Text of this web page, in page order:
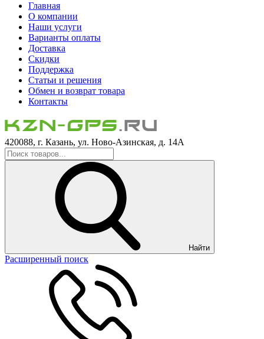
Главная
О компании
Наши услуги
Варианты оплаты
Доставка
Скидки
Поддержка
Статьи и решения
Обмен и возврат товара
Контакты
420088, г. Казань, ул. Ново-Азинская, д. 14А
Найти
Расширенный поиск